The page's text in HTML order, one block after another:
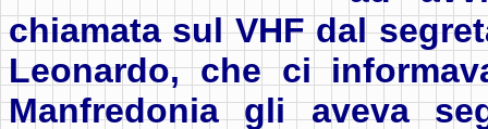
chiamata sul VHF dal
Leonardo, che ci
Manfredonia gli aveva